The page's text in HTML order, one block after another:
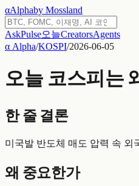
αAlphaby Mossland
AskPulse오늘CreatorsAgents
α Alpha/KOSPI/2026-06-05
오늘 코스피는
한 줄 결론
미국발 반도체 매도 압력 속 외
왜 중요한가